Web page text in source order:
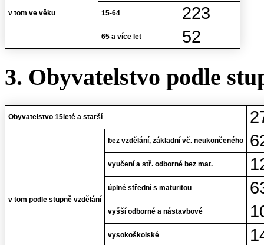
v tom ve věku 15-64 223
65 a více let 52
3. Obyvatelstvo podle
Obyvatelstvo 15leté a starší
v tom podle stupně vzdělání
bez vzdělání, základní vč. neukončeného
vyučení a stř. odborné bez mat.
úplné střední s maturitou
vyšší odborné a nástavbové
vysokoškolské